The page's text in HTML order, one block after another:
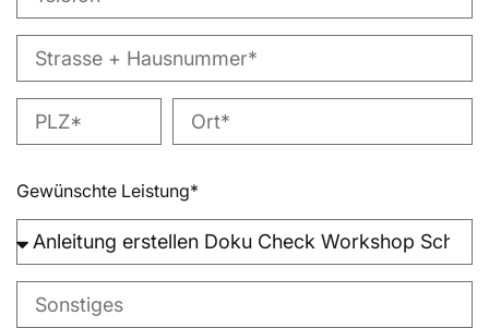
Gewünschte Leistung*